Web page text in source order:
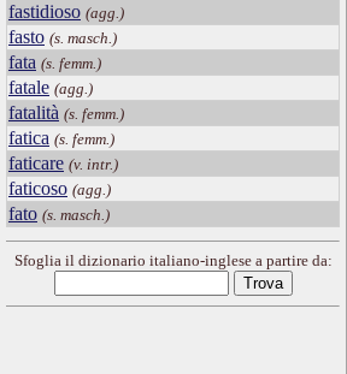
fastidioso (agg.)
fasto (s. masch.)
fata (s. femm.)
fatale (agg.)
fatalità (s. femm.)
fatica (s. femm.)
faticare (v. intr.)
faticoso (agg.)
fato (s. masch.)
Sfoglia il dizionario italiano-inglese a partire da: